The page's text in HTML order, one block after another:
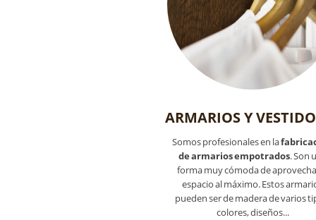
ARMARIOS Y
Somos profesionales en la
de armarios empotrados. Son
forma muy cómoda de
espacio al máximo. Estos
pueden ser de madera de varios
colores, diseños...